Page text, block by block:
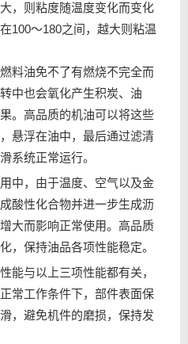
，则粘度随温度变化而变化
100～180之间，越大则粘温
油免不了有燃烧不完全而
中也会氧化产生积炭、油
。高品质的机油可以将这些
悬浮在油中，最后通过滤清
系统正常运行。
，由于温度、空气以及金
酸性化合物并进一步生成沥
大而影响正常使用。高品质
，保持油品各项性能稳定。
与以上三项性能都有关，
常工作条件下，部件表面保
，避免机件的磨损，保持发